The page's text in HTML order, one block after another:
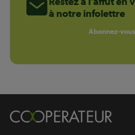
à notre infolettre
Abonnez-vous